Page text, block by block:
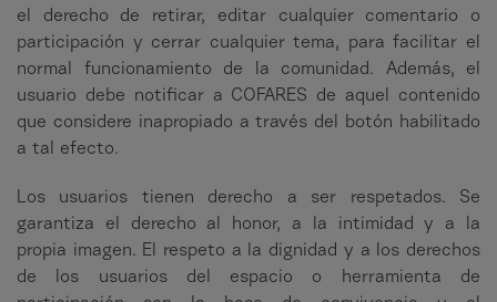
el derecho de retirar, editar cualquier comentario o
participación y cerrar cualquier tema, para facilitar el
normal funcionamiento de la comunidad. Además, el
usuario debe notificar a COFARES de aquel contenido
que considere inapropiado a través del botón habilitado
a tal efecto.
Los usuarios tienen derecho a ser respetados. Se
garantiza el derecho al honor, a la intimidad y a la
propia imagen. El respeto a la dignidad y a los derechos
de los usuarios del espacio o herramienta de